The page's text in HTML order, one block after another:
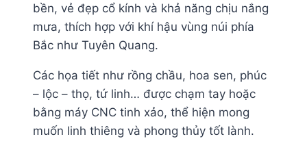
bền, vẻ đẹp cổ kính và khả năng chịu nắng
mưa, thích hợp với khí hậu vùng núi phía
Bắc như Tuyên Quang.
Các họa tiết như rồng chầu, hoa sen, phúc
– lộc – thọ, tứ linh… được chạm tay hoặc
bằng máy CNC tinh xảo, thể hiện mong
muốn linh thiêng và phong thủy tốt lành.